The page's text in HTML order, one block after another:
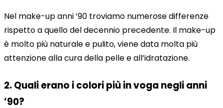
Nel make-up anni ’90 troviamo numerose differenze
rispetto a quello del decennio precedente. Il make-up
è molto più naturale e pulito, viene data molta più
attenzione alla cura della pelle e all’idratazione.
2. Quali erano i colori più in voga negli anni
’90?